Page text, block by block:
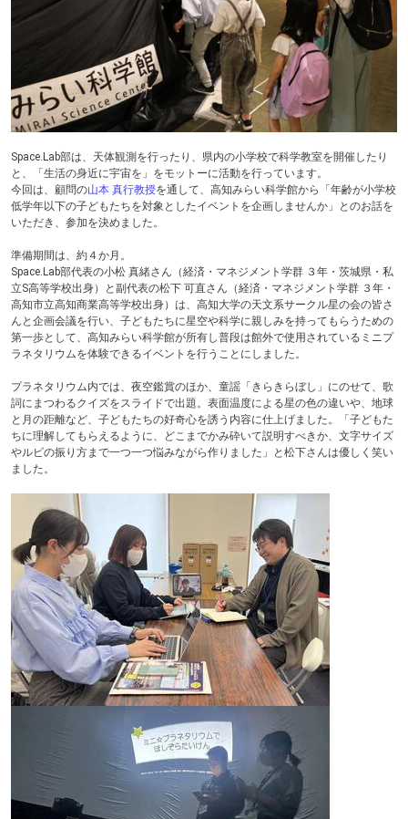
Space.Lab部は、天体観測を行ったり、県内の小学校で科学教室を開催したり
と、「生活の身近に宇宙を」をモットーに活動を行っています。
今回は、顧問の山本 真行教授を通して、高知みらい科学館から「年齢が小学校
低学年以下の子どもたちを対象としたイベントを企画しませんか」とのお話を
いただき、参加を決めました。
準備期間は、約４か月。
Space.Lab部代表の小松 真緒さん（経済・マネジメント学群 ３年・茨城県・私
立S高等学校出身）と副代表の松下 可直さん（経済・マネジメント学群 ３年・
高知市立高知商業高等学校出身）は、高知大学の天文系サークル星の会の皆さ
んと企画会議を行い、子どもたちに星空や科学に親しみを持ってもらうための
第一歩として、高知みらい科学館が所有し普段は館外で使用されているミニプ
ラネタリウムを体験できるイベントを行うことにしました。
プラネタリウム内では、夜空鑑賞のほか、童謡「きらきらぼし」にのせて、歌
詞にまつわるクイズをスライドで出題。表面温度による星の色の違いや、地球
と月の距離など、子どもたちの好奇心を誘う内容に仕上げました。「子どもた
ちに理解してもらえるように、どこまでかみ砕いて説明すべきか、文字サイズ
やルビの振り方まで一つ一つ悩みながら作りました」と松下さんは優しく笑い
ました。